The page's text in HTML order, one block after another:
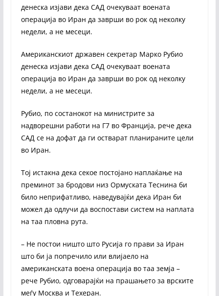
денеска изјави дека САД очекуваат воената
операција во Иран да заврши во рок од неколку
недели, а не месеци.
Американскиот државен секретар Марко Рубио
денеска изјави дека САД очекуваат воената
операција во Иран да заврши во рок од неколку
недели, а не месеци.
Рубио, по состанокот на министрите за
надворешни работи на Г7 во Франција, рече дека
САД се на дофат да ги остварат планираните цели
во Иран.
Тој истакна дека секое постојано наплаќање на
преминот за бродови низ Ормуската Теснина би
било неприфатливо, наведувајќи дека Иран би
можел да одлучи да воспостави систем на наплата
на таа пловна рута.
– Не постои ништо што Русија го прави за Иран
што би ја попречило или влијаело на
американската воена операција во таа земја –
рече Рубио, одговарајќи на прашањето за врските
меѓу Москва и Техеран.